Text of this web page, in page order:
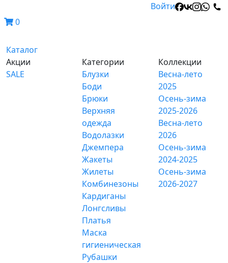
Войти
0
Каталог
Акции
SALE
Категории
Блузки
Боди
Брюки
Верхняя
одежда
Водолазки
Джемпера
Жакеты
Жилеты
Комбинезоны
Кардиганы
Лонгсливы
Платья
Маска
гигиеническая
Рубашки
Коллекции
Весна-лето
2025
Осень-зима
2025-2026
Весна-лето
2026
Осень-зима
2024-2025
Осень-зима
2026-2027